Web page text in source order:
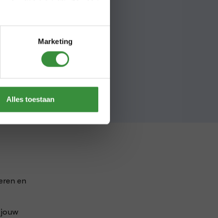
Marketing
Alles toestaan
voor
en